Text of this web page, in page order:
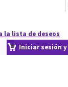
la lista de deseos
Iniciar sesión